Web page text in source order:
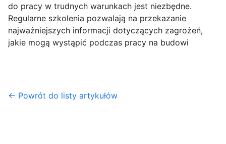
do pracy w trudnych warunkach jest niezbędne.
Regularne szkolenia pozwalają na przekazanie
najważniejszych informacji dotyczących zagrożeń,
jakie mogą wystąpić podczas pracy na budowi
← Powrót do listy artykułów